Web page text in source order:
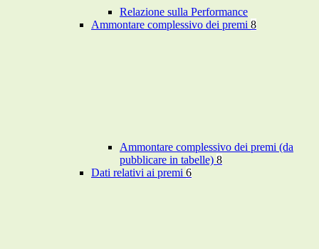
Relazione sulla Performance
Ammontare complessivo dei premi 8
Ammontare complessivo dei premi (da
pubblicare in tabelle) 8
Dati relativi ai premi 6